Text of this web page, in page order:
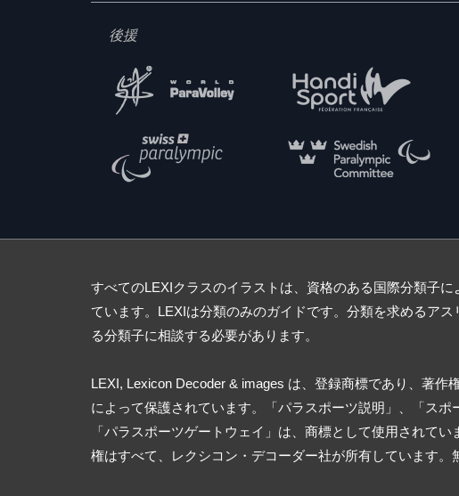
後援
すべてのLEXIクラスのイラストは、資格のある国際分類子に
ています。LEXIは分類のみのガイドです。分類を求めるアス
る分類子に相談する必要があります。
LEXI, Lexicon Decoder & images は、登録商標であり、著作
によって保護されています。「パラスポーツ説明」、「スポ
「パラスポーツゲートウェイ」は、商標として使用されてい
権はすべて、レクシコン・デコーダー社が所有しています。